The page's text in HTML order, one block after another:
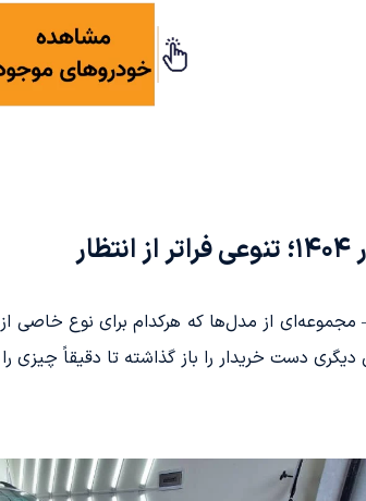
است — مجموعه‌ای از مدل‌ها که هرکدام برای نوع
دست خریدار را باز گذاشته تا دقیقاً چیزی